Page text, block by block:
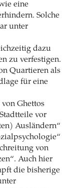
eine
Solche
unter
dazu
zu verfestigen.
Quartieren als
für eine
Ghettos
vor
Ausländern“
von
Auch hier
die bisherige